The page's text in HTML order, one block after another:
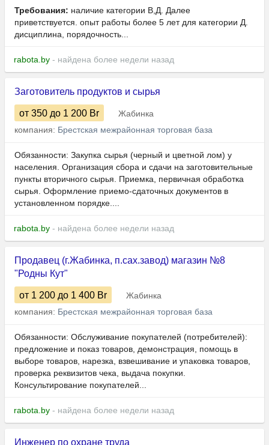
Требования: наличие категории В,Д. Далее
приветствуется. опыт работы более 5 лет для категории Д.
дисциплина, порядочность...
rabota.by - найдена более недели назад
Заготовитель продуктов и сырья
от 350 до 1 200 Br
Жабинка
компания: Брестская межрайонная торговая база
Обязанности: Закупка сырья (черный и цветной лом) у
населения. Организация сбора и сдачи на заготовительные
пункты вторичного сырья. Приемка, первичная обработка
сырья. Оформление приемо-сдаточных документов в
установленном порядке....
rabota.by - найдена более недели назад
Продавец (г.Жабинка, п.сах.завод) магазин №8
"Родны Кут"
от 1 200 до 1 400 Br
Жабинка
компания: Брестская межрайонная торговая база
Обязанности: Обслуживание покупателей (потребителей):
предложение и показ товаров, демонстрация, помощь в
выборе товаров, нарезка, взвешивание и упаковка товаров,
проверка реквизитов чека, выдача покупки.
Консультирование покупателей...
rabota.by - найдена более недели назад
Инженер по охране труда